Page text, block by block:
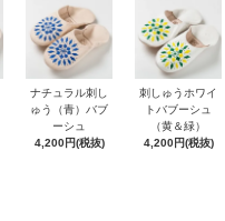
ナチュラル刺し
ゅう（青）バブ
ーシュ
4,200円(税抜)
刺しゅうホワイ
トバブーシュ
（黄＆緑）
4,200円(税抜)